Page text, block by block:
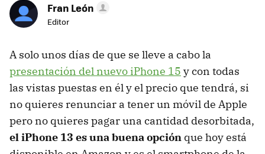
Fran León
Editor
A solo unos días de que se lleve a cabo la
presentación del nuevo iPhone 15 y con todas
las vistas puestas en él y el precio que tendrá, si
no quieres renunciar a tener un móvil de Apple
pero no quieres pagar una cantidad desorbitada,
el iPhone 13 es una buena opción que hoy está